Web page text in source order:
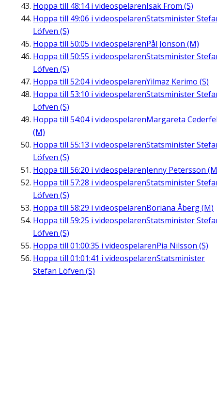
Hoppa till 48:14i videospelarenIsak From (S)
Hoppa till 49:06 i videospelarenStatsminister
Löfven (S)
Hoppa till 50:05 i videospelarenPål Jonson (M)
Hoppa till 50:55 i videospelarenStatsminister
Löfven (S)
Hoppa till 52:04i videospelarenYilmaz Kerimo (S)
Hoppa till 53:10 i videospelarenStatsminister
Löfven (S)
Hoppa till 54:04i videospelarenMargareta
(M)
Hoppa till 55:13 i videospelarenStatsminister
Löfven (S)
Hoppa till 56:20 i videospelarenJenny Petersson
Hoppa till 57:28 i videospelarenStatsminister
Löfven (S)
Hoppa till 58:29 i videospelarenBoriana Åberg (M)
Hoppa till 59:25 i videospelarenStatsminister
Löfven (S)
Hoppa till 01:00:35 i videospelarenPia Nilsson (S)
Hoppa till 01:01:41 i videospelarenStatsminister
Stefan Löfven (S)